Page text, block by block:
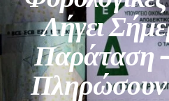
Λήγει
Παράταση